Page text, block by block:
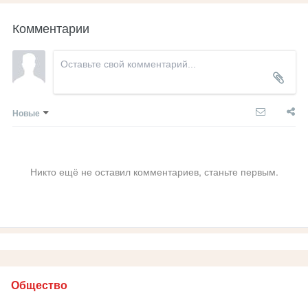
Комментарии
Новые
Никто ещё не оставил комментариев, станьте первым.
Общество